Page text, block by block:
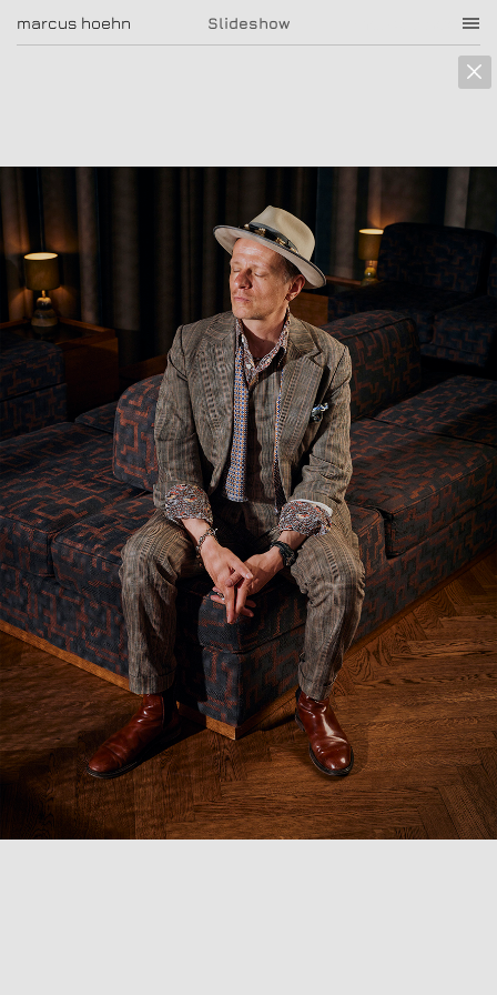
Slideshow
marcus hoehn marcus hoehn